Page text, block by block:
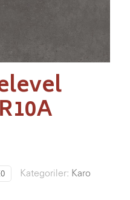
Kategoriler: Karo